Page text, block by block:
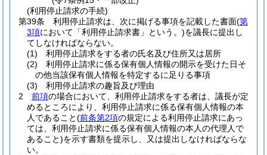
(利用停止請求の手続)
第39条
利用停止請求は、次に掲げる事項を記載した書面(第
3項において「利用停止請求書」という。)を議長に提出し
てしなければならない。
(1)
利用停止請求をする者の氏名及び住所又は居所
(2)
利用停止請求に係る保有個人情報の開示を受けた日そ
の他当該保有個人情報を特定するに足りる事項
(3)
利用停止請求の趣旨及び理由
2
前項の場合において、利用停止請求をする者は、議長が定
めるところにより、利用停止請求に係る保有個人情報の本
人であること(前条第2項の規定による利用停止請求にあっ
ては、利用停止請求に係る保有個人情報の本人の代理人で
あること)を示す書類を提示し、又は提出しなければならな
い。